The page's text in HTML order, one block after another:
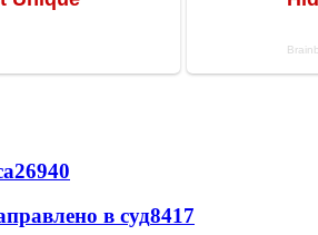
26940
в суд8417